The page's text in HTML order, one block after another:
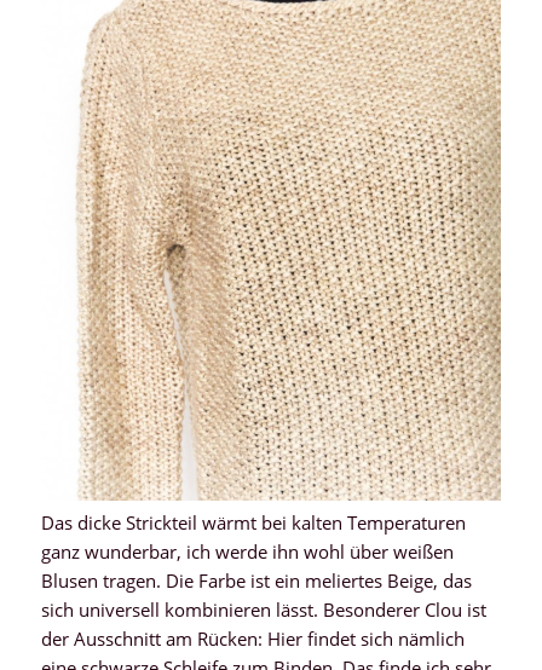
Das dicke Strickteil wärmt bei kalten Temperaturen
ganz wunderbar, ich werde ihn wohl über weißen
Blusen tragen. Die Farbe ist ein meliertes Beige, das
sich universell kombinieren lässt. Besonderer Clou ist
der Ausschnitt am Rücken: Hier findet sich nämlich